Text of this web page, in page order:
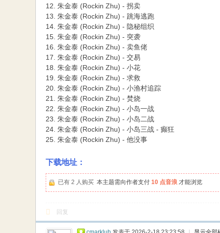
12. 朱金泰 (Rockin Zhu) - 拐卖
13. 朱金泰 (Rockin Zhu) - 跳海逃跑
14. 朱金泰 (Rockin Zhu) - 隐秘组织
15. 朱金泰 (Rockin Zhu) - 突袭
16. 朱金泰 (Rockin Zhu) - 卖鱼佬
17. 朱金泰 (Rockin Zhu) - 交易
18. 朱金泰 (Rockin Zhu) - 小花
19. 朱金泰 (Rockin Zhu) - 求救
20. 朱金泰 (Rockin Zhu) - 小渔村追踪
21. 朱金泰 (Rockin Zhu) - 焚烧
22. 朱金泰 (Rockin Zhu) - 小岛一战
23. 朱金泰 (Rockin Zhu) - 小岛二战
24. 朱金泰 (Rockin Zhu) - 小岛三战 - 癫狂
25. 朱金泰 (Rockin Zhu) - 他没事
下载地址：
已有 2 人购买 本主题需向作者支付 10 点音浪 才能浏览
回复